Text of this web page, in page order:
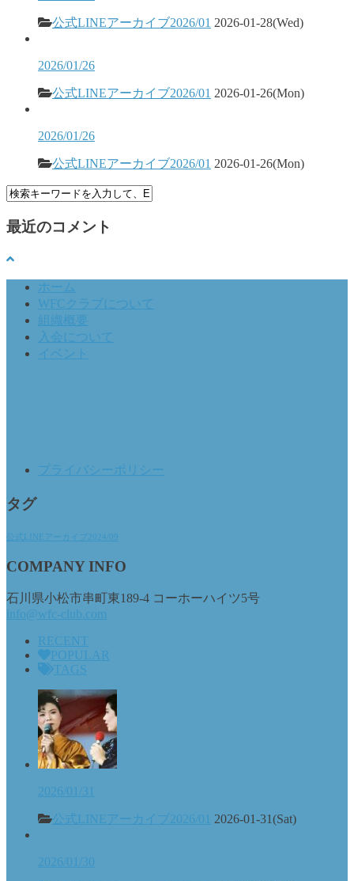
公式LINEアーカイブ2026/01 2026-01-28(Wed)
2026/01/26
公式LINEアーカイブ2026/01 2026-01-26(Mon)
2026/01/26
公式LINEアーカイブ2026/01 2026-01-26(Mon)
最近のコメント
ホーム
WFCクラブについて
組織概要
入会について
イベント
プライバシーポリシー
タグ
公式LINEアーカイブ2024/09
COMPANY INFO
石川県小松市串町東189-4 コーホーハイツ5号
info@wfc-club.com
RECENT
POPULAR
TAGS
2026/01/31
公式LINEアーカイブ2026/01 2026-01-31(Sat)
2026/01/30